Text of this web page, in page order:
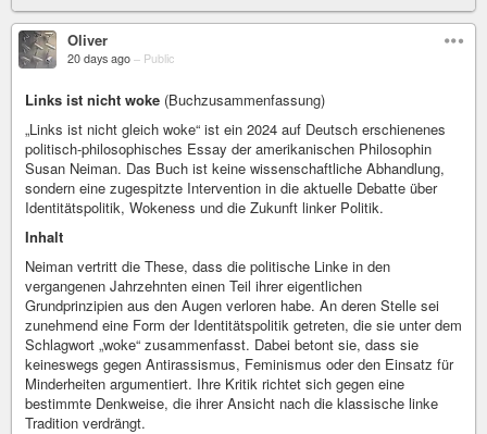
Oliver
20 days ago – Public
Links ist nicht woke (Buchzusammenfassung)
„Links ist nicht gleich woke“ ist ein 2024 auf Deutsch erschienenes
politisch-philosophisches Essay der amerikanischen Philosophin
Susan Neiman. Das Buch ist keine wissenschaftliche Abhandlung,
sondern eine zugespitzte Intervention in die aktuelle Debatte über
Identitätspolitik, Wokeness und die Zukunft linker Politik.
Inhalt
Neiman vertritt die These, dass die politische Linke in den
vergangenen Jahrzehnten einen Teil ihrer eigentlichen
Grundprinzipien aus den Augen verloren habe. An deren Stelle sei
zunehmend eine Form der Identitätspolitik getreten, die sie unter dem
Schlagwort „woke“ zusammenfasst. Dabei betont sie, dass sie
keineswegs gegen Antirassismus, Feminismus oder den Einsatz für
Minderheiten argumentiert. Ihre Kritik richtet sich gegen eine
bestimmte Denkweise, die ihrer Ansicht nach die klassische linke
Tradition verdrängt.